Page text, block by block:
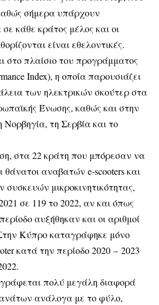
σήμερα υπάρχουν
κάθε κράτος μέλος και οι
είναι εθελοντικές.
στο πλαίσιο του προγράμματος
Index), η οποία παρουσιάζει
των ηλεκτρικών σκούτερ στα
Ένωσης, καθώς και στην
Νορβηγία, τη Σερβία και το
στα 22 κράτη που μπόρεσαν να
θάνατοι αναβατών e-scooters και
συσκευών μικροκινητικότητας,
σε 119 το 2022, αν και όπως
αυξήθηκαν και οι αριθμοί
Κύπρο καταγράφηκε μόνο
κατά την περίοδο 2020 – 2023
πολύ μεγάλη διαφορά
ανάλογα με το φύλο,